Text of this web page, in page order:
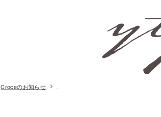
Croceのお知らせ